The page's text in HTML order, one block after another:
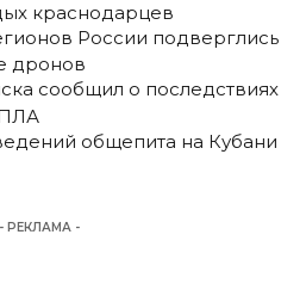
краснодарцев
России подверглись
дронов
сообщил о последствиях
общепита на Кубани
- РЕКЛАМА -